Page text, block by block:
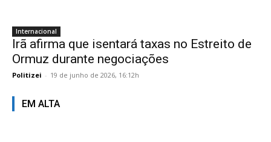
Internacional
Irã afirma que isentará taxas no Estreito de
Ormuz durante negociações
Politizei - 19 de junho de 2026, 16:12h
EM ALTA